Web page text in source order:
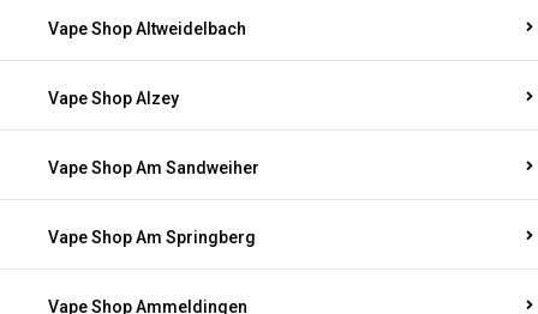
Vape Shop Altweidelbach
Vape Shop Alzey
Vape Shop Am Sandweiher
Vape Shop Am Springberg
Vape Shop Ammeldingen